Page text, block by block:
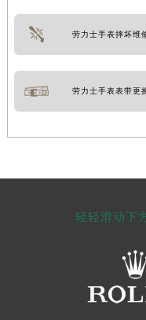
劳力士手表摔坏维
劳力士手表表带更
轻轻滑动下